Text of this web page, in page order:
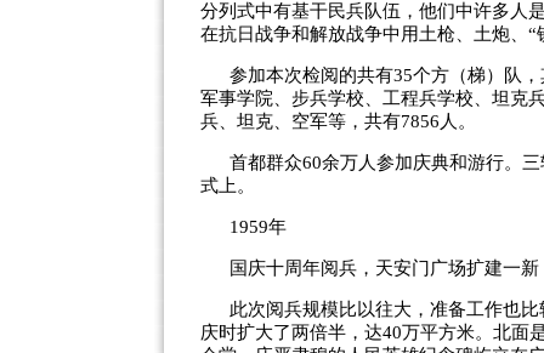
分列式中有基干民兵队伍，他们中许多人
在抗日战争和解放战争中用土枪、土炮、“
参加本次检阅的共有35个方（梯）队
军事学院、步兵学校、工程兵学校、坦克
兵、坦克、空军等，共有7856人。
首都群众60余万人参加庆典和游行。
式上。
1959年
国庆十周年阅兵，天安门广场扩建一新
此次阅兵规模比以往大，准备工作也
庆时扩大了两倍半，达40万平方米。北面